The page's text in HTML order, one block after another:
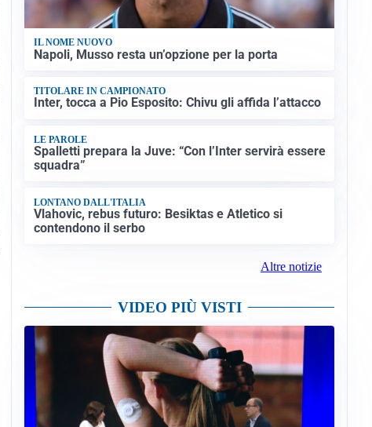
IL NOME NUOVO
Napoli, Musso resta un’opzione per la porta
TITOLARE IN CAMPIONATO
Inter, tocca a Pio Esposito: Chivu gli affida l’attacco
LE PAROLE
Spalletti prepara la Juve: “Con l’Inter servirà essere
squadra”
LONTANO DALL'ITALIA
Vlahovic, rebus futuro: Besiktas e Atletico si
contendono il serbo
Altre notizie
VIDEO PIÙ VISTI